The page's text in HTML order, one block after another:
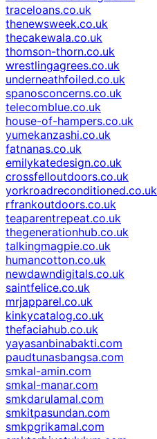
traceloans.co.uk
thenewsweek.co.uk
thecakewala.co.uk
thomson-thorn.co.uk
wrestlingagrees.co.uk
underneathfoiled.co.uk
spanosconcerns.co.uk
telecomblue.co.uk
house-of-hampers.co.uk
yumekanzashi.co.uk
fatnanas.co.uk
emilykatedesign.co.uk
crossfelloutdoors.co.uk
yorkroadreconditioned.co.uk
rfrankoutdoors.co.uk
teaparentrepeat.co.uk
thegenerationhub.co.uk
talkingmagpie.co.uk
humancotton.co.uk
newdawndigitals.co.uk
saintfelice.co.uk
mrjapparel.co.uk
kinkycatalog.co.uk
thefaciahub.co.uk
yayasanbinabakti.com
paudtunasbangsa.com
smkal-amin.com
smkal-manar.com
smkdarulamal.com
smkitpasundan.com
smkpgrikamal.com